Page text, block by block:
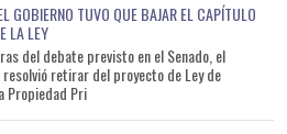
GOBIERNO TUVO QUE BAJAR EL CAPÍTULO
LA LEY
del debate previsto en el Senado, el
resolvió retirar del proyecto de Ley de
Propiedad Pri